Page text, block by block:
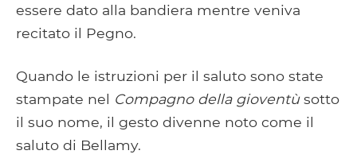
essere dato alla bandiera mentre veniva
recitato il Pegno.
Quando le istruzioni per il saluto sono state
stampate nel Compagno della gioventùsotto
il suo nome, il gesto divenne noto come il
saluto di Bellamy.